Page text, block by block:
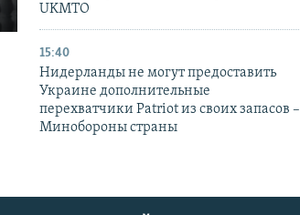
UKMTO
15:40
Нидерланды не могут предоставить
Украине дополнительные
перехватчики Patriot из своих запасов –
Минобороны страны